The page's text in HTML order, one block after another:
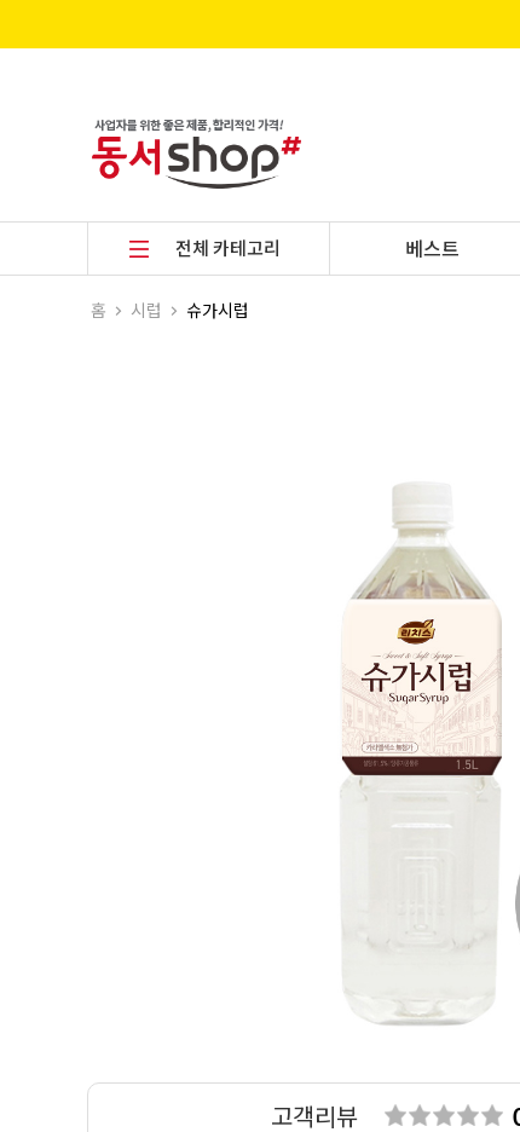
전체 카테고리 베스트
홈 시럽 슈가시럽
고객리뷰